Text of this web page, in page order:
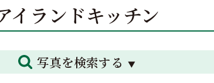
イランドキッチン
写真を検索する